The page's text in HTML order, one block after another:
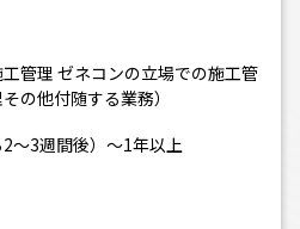
管理 ゼネコンの立場での施工管
の他付随する業務）
～3週間後）～1年以上